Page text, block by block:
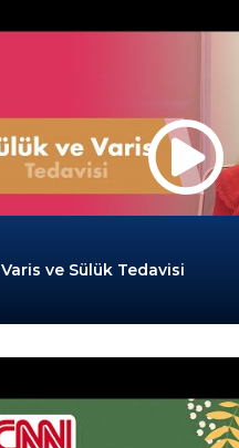
Varis ve Sülük Tedavisi